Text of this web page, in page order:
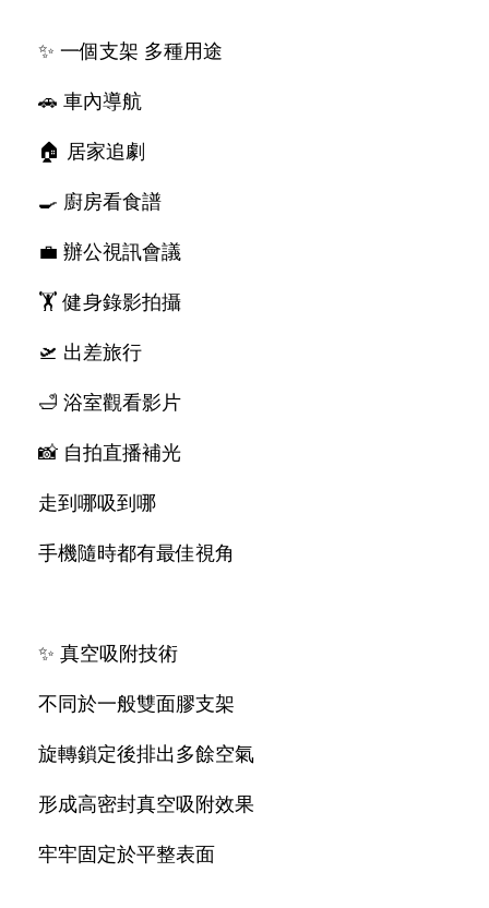
✨ 一個支架 多種用途
🚗 車內導航
🏠 居家追劇
🍳 廚房看食譜
💼 辦公視訊會議
🏋️ 健身錄影拍攝
🛫 出差旅行
🛁 浴室觀看影片
📸 自拍直播補光
走到哪吸到哪
手機隨時都有最佳視角
✨ 真空吸附技術
不同於一般雙面膠支架
旋轉鎖定後排出多餘空氣
形成高密封真空吸附效果
牢牢固定於平整表面